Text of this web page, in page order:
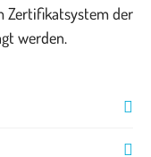
Zertifikatsystem der
werden.